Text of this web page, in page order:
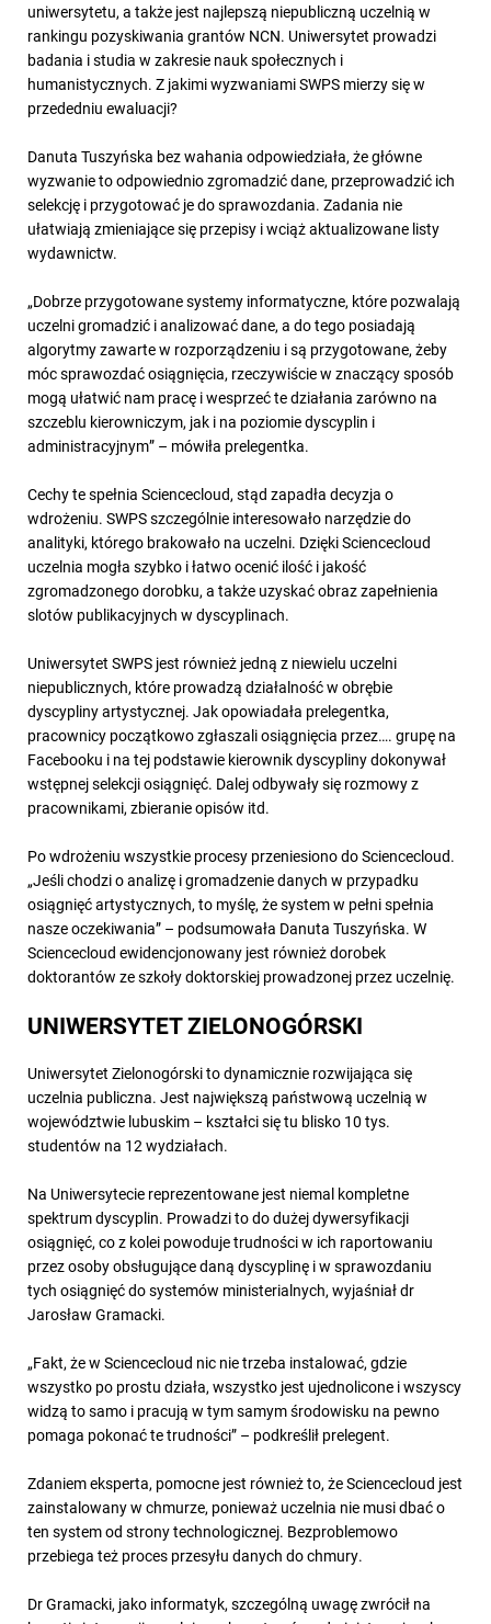
uniwersytetu, a także jest najlepszą niepubliczną uczelnią w
rankingu pozyskiwania grantów NCN. Uniwersytet prowadzi
badania i studia w zakresie nauk społecznych i
humanistycznych. Z jakimi wyzwaniami SWPS mierzy się w
przededniu ewaluacji?
Danuta Tuszyńska bez wahania odpowiedziała, że główne
wyzwanie to odpowiednio zgromadzić dane, przeprowadzić ich
selekcję i przygotować je do sprawozdania. Zadania nie
ułatwiają zmieniające się przepisy i wciąż aktualizowane listy
wydawnictw.
„Dobrze przygotowane systemy informatyczne, które pozwalają
uczelni gromadzić i analizować dane, a do tego posiadają
algorytmy zawarte w rozporządzeniu i są przygotowane, żeby
móc sprawozdać osiągnięcia, rzeczywiście w znaczący sposób
mogą ułatwić nam pracę i wesprzeć te działania zarówno na
szczeblu kierowniczym, jak i na poziomie dyscyplin i
administracyjnym” – mówiła prelegentka.
Cechy te spełnia Sciencecloud, stąd zapadła decyzja o
wdrożeniu. SWPS szczególnie interesowało narzędzie do
analityki, którego brakowało na uczelni. Dzięki Sciencecloud
uczelnia mogła szybko i łatwo ocenić ilość i jakość
zgromadzonego dorobku, a także uzyskać obraz zapełnienia
slotów publikacyjnych w dyscyplinach.
Uniwersytet SWPS jest również jedną z niewielu uczelni
niepublicznych, które prowadzą działalność w obrębie
dyscypliny artystycznej. Jak opowiadała prelegentka,
pracownicy początkowo zgłaszali osiągnięcia przez…. grupę na
Facebooku i na tej podstawie kierownik dyscypliny dokonywał
wstępnej selekcji osiągnięć. Dalej odbywały się rozmowy z
pracownikami, zbieranie opisów itd.
Po wdrożeniu wszystkie procesy przeniesiono do Sciencecloud.
„Jeśli chodzi o analizę i gromadzenie danych w przypadku
osiągnięć artystycznych, to myślę, że system w pełni spełnia
nasze oczekiwania” – podsumowała Danuta Tuszyńska. W
Sciencecloud ewidencjonowany jest również dorobek
doktorantów ze szkoły doktorskiej prowadzonej przez uczelnię.
UNIWERSYTET ZIELONOGÓRSKI
Uniwersytet Zielonogórski to dynamicznie rozwijająca się
uczelnia publiczna. Jest największą państwową uczelnią w
województwie lubuskim – kształci się tu blisko 10 tys.
studentów na 12 wydziałach.
Na Uniwersytecie reprezentowane jest niemal kompletne
spektrum dyscyplin. Prowadzi to do dużej dywersyfikacji
osiągnięć, co z kolei powoduje trudności w ich raportowaniu
przez osoby obsługujące daną dyscyplinę i w sprawozdaniu
tych osiągnięć do systemów ministerialnych, wyjaśniał dr
Jarosław Gramacki.
„Fakt, że w Sciencecloud nic nie trzeba instalować, gdzie
wszystko po prostu działa, wszystko jest ujednolicone i wszyscy
widzą to samo i pracują w tym samym środowisku na pewno
pomaga pokonać te trudności” – podkreślił prelegent.
Zdaniem eksperta, pomocne jest również to, że Sciencecloud jest
zainstalowany w chmurze, ponieważ uczelnia nie musi dbać o
ten system od strony technologicznej. Bezproblemowo
przebiega też proces przesyłu danych do chmury.
Dr Gramacki, jako informatyk, szczególną uwagę zwrócił na